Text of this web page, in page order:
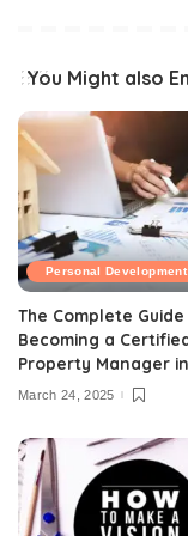
You Might also
Personal Development
The Complete
Becoming a
Property Manager
March 24, 2025